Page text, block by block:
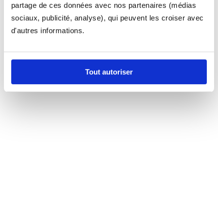
partage de ces données avec nos partenaires (médias
sociaux, publicité, analyse), qui peuvent les croiser avec
d'autres informations.
Tout autoriser